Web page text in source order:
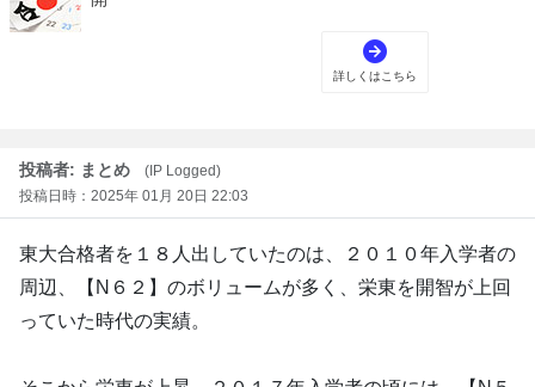
投稿者: まとめ
(IP Logged)
投稿日時：2025年 01月 20日 22:03
東大合格者を１８人出していたのは、２０１０年入学者の
周辺、【N６２】のボリュームが多く、栄東を開智が上回
っていた時代の実績。